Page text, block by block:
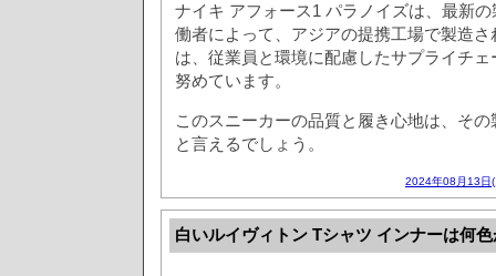
ナイキ アフォース1 パラノイズは、最新
働者によって、アジアの提携工場で製造
は、従業員と環境に配慮したサプライチ
努めています。
このスニーカーの品質と履き心地は、そ
と言えるでしょう。
2024年08月13日
白いルイヴィトン Tシャツ インナーは何